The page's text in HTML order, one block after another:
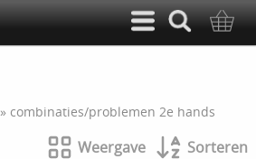
» combinaties/problemen 2e hands
Weergave Sorteren